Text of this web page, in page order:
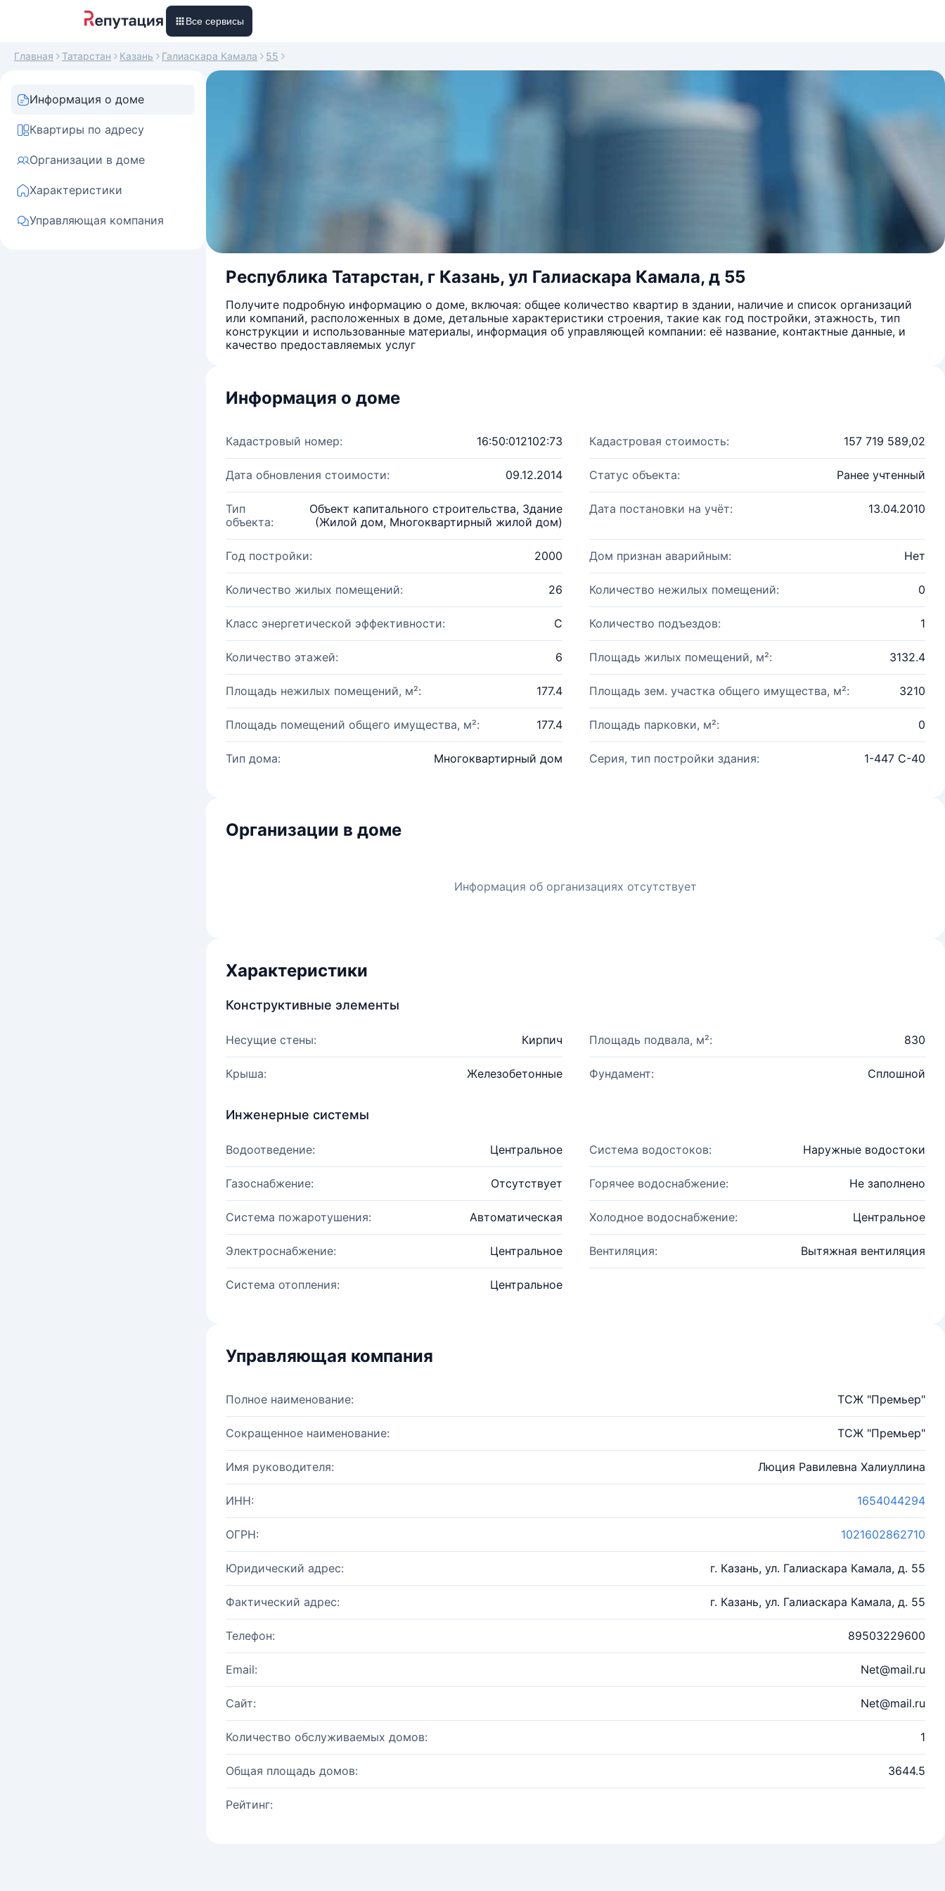
Все сервисы
Главная Татарстан Казань Галиаскара Камала 55
Информация о доме
Квартиры по адресу
Организации в доме
Характеристики
Управляющая компания
Республика Татарстан, г Казань, ул Галиаскара Камала, д 55
Получите подробную информацию о доме, включая: общее количество квартир в здании, наличие и список организаций
или компаний, расположенных в доме, детальные характеристики строения, такие как год постройки, этажность, тип
конструкции и использованные материалы, информация об управляющей компании: её название, контактные данные, и
качество предоставляемых услуг
Информация о доме
Кадастровый номер: 16:50:012102:73 Кадастровая стоимость: 157 719 589,02
Дата обновления стоимости: 09.12.2014 Статус объекта: Ранее учтенный
Тип
объекта:
Объект капитального строительства, Здание
(Жилой дом, Многоквартирный жилой дом)
Дата постановки на учёт: 13.04.2010
Год постройки: 2000 Дом признан аварийным: Нет
Количество жилых помещений: 26 Количество нежилых помещений: 0
Класс энергетической эффективности: C Количество подъездов: 1
Количество этажей: 6 Площадь жилых помещений, м²: 3132.4
Площадь нежилых помещений, м²: 177.4 Площадь зем. участка общего имущества, м²: 3210
Площадь помещений общего имущества, м²: 177.4 Площадь парковки, м²: 0
Тип дома: Многоквартирный дом Серия, тип постройки здания: 1-447 С-40
Организации в доме
Информация об организациях отсутствует
Характеристики
Конструктивные элементы
Несущие стены: Кирпич Площадь подвала, м²: 830
Крыша: Железобетонные Фундамент: Сплошной
Инженерные системы
Водоотведение: Центральное Система водостоков: Наружные водостоки
Газоснабжение: Отсутствует Горячее водоснабжение: Не заполнено
Система пожаротушения: Автоматическая Холодное водоснабжение: Центральное
Электроснабжение: Центральное Вентиляция: Вытяжная вентиляция
Система отопления: Центральное
Управляющая компания
Полное наименование: ТСЖ "Премьер"
Сокращенное наименование: ТСЖ "Премьер"
Имя руководителя: Люция Равилевна Халиуллина
ИНН: 1654044294
ОГРН: 1021602862710
Юридический адрес: г. Казань, ул. Галиаскара Камала, д. 55
Фактический адрес: г. Казань, ул. Галиаскара Камала, д. 55
Телефон: 89503229600
Email: Net@mail.ru
Сайт: Net@mail.ru
Количество обслуживаемых домов: 1
Общая площадь домов: 3644.5
Рейтинг: